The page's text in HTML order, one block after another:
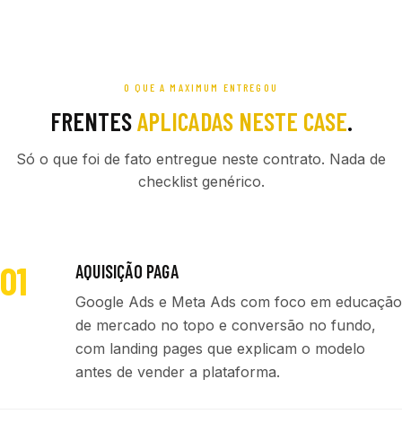
O QUE A MAXIMUM ENTREGOU
FRENTESAPLICADAS NESTE CASE.
Só o que foi de fato entregue neste contrato. Nada de
checklist genérico.
01 AQUISIÇÃO PAGA
Google Ads e Meta Ads com foco em educação
de mercado no topo e conversão no fundo,
com landing pages que explicam o modelo
antes de vender a plataforma.